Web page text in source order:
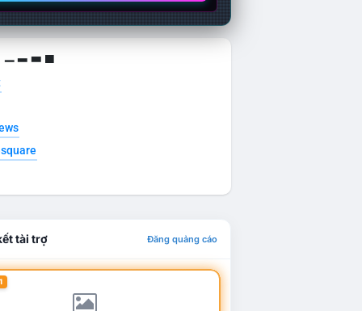
▁ ▂ ▃ ▄
tài trợ Đăng quảng cáo